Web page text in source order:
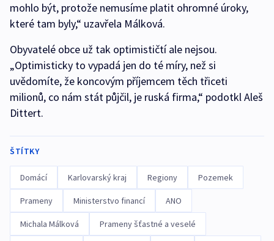
mohlo být, protože nemusíme platit ohromné úroky,
které tam byly,“ uzavřela Málková.
Obyvatelé obce už tak optimističtí ale nejsou.
„Optimisticky to vypadá jen do té míry, než si
uvědomíte, že koncovým příjemcem těch třiceti
milionů, co nám stát půjčil, je ruská firma,“ podotkl Aleš
Dittert.
ŠTÍTKY
Domácí Karlovarský kraj Regiony Pozemek
Prameny Ministerstvo financí ANO
Michala Málková Prameny šťastné a veselé